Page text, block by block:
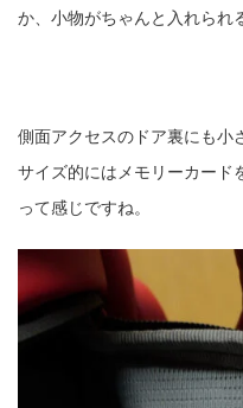
か、小物がちゃんと入れられ
側面アクセスのドア裏にも小
サイズ的にはメモリーカード
って感じですね。